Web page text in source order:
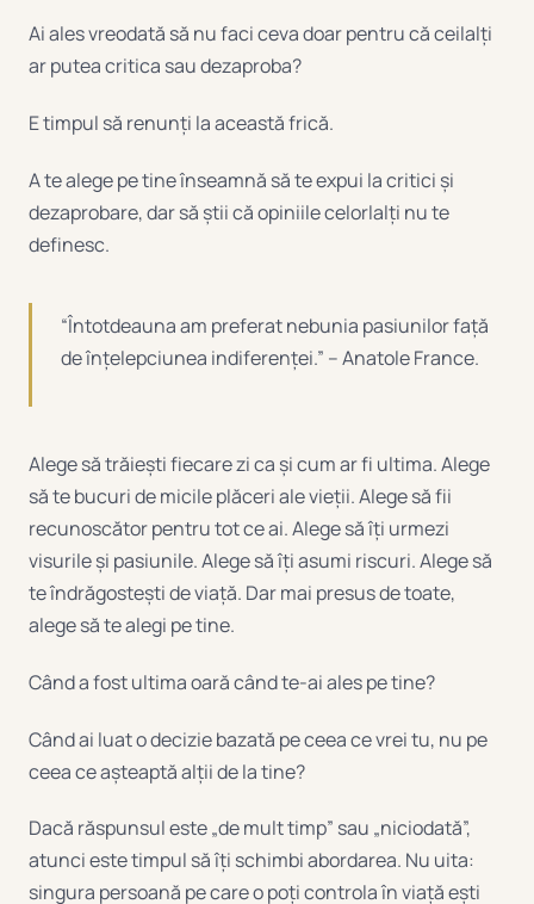
Ai ales vreodată să nu faci ceva doar pentru că ceilalți
ar putea critica sau dezaproba?
E timpul să renunți la această frică.
A te alege pe tine înseamnă să te expui la critici și
dezaprobare, dar să știi că opiniile celorlalți nu te
definesc.
“Întotdeauna am preferat nebunia pasiunilor față
de înțelepciunea indiferenței.” – Anatole France.
Alege să trăiești fiecare zi ca și cum ar fi ultima. Alege
să te bucuri de micile plăceri ale vieții. Alege să fii
recunoscător pentru tot ce ai. Alege să îți urmezi
visurile și pasiunile. Alege să îți asumi riscuri. Alege să
te îndrăgostești de viață. Dar mai presus de toate,
alege să te alegi pe tine.
Când a fost ultima oară când te-ai ales pe tine?
Când ai luat o decizie bazată pe ceea ce vrei tu, nu pe
ceea ce așteaptă alții de la tine?
Dacă răspunsul este „de mult timp” sau „niciodată”,
atunci este timpul să îți schimbi abordarea. Nu uita:
singura persoană pe care o poți controla în viață ești